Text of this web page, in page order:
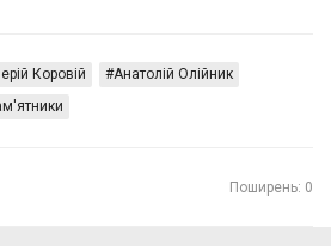
Коровій
Анатолій Олійник
Поширень: 0